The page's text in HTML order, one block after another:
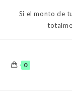
Si el monto de
0